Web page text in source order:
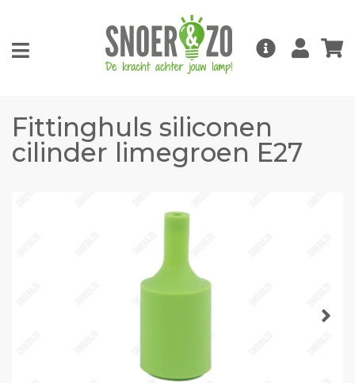
Fittinghuls siliconen
cilinder limegroen E27